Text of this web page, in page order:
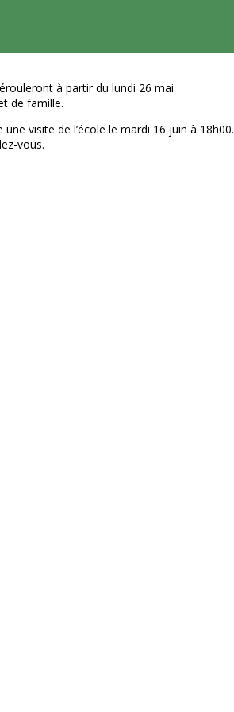
à partir du lundi 26 mai.
de famille.
une visite de l’école le mardi 16 juin à 18h00.
vous.